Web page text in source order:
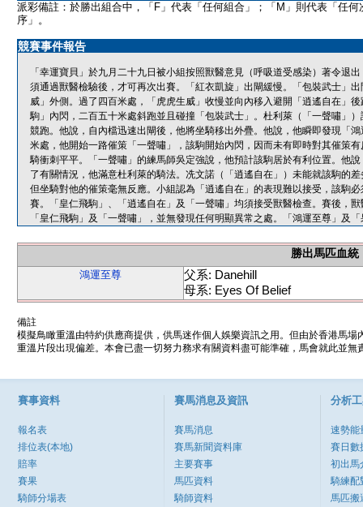
派彩備註：於勝出組合中，「F」代表「任何組合」；「M」則代表「任何
序」。
競賽事件報告
「幸運寶貝」於九月二十九日被小組按照獸醫意見（呼吸道受感染）著令退
須通過獸醫檢驗後，才可再次出賽。「紅衣凱旋」出閘緩慢。「包裝武士」
威」外側。過了四百米處，「虎虎生威」收慢並向內移入避開「逍遙自在」
駒」內閃，二百五十米處斜跑並且碰撞「包裝武士」。杜利萊（「一聲嘯」
競跑。他說，自內檔迅速出閘後，他將坐騎移出外疊。他說，他瞬即發現「
米處，他開始一路催策「一聲嘯」，該駒開始內閃，因而未有即時對其催策
騎衝刺平平。「一聲嘯」的練馬師吳定強說，他預計該駒居於有利位置。他
了有關情況，他滿意杜利萊的騎法。冼文諾（「逍遙自在」）未能就該駒的
但坐騎對他的催策毫無反應。小組認為「逍遙自在」的表現難以接受，該駒
賽。「皇仁飛駒」、「逍遙自在」及「一聲嘯」均須接受獸醫檢查。賽後，
「皇仁飛駒」及「一聲嘯」，並無發現任何明顯異常之處。「鴻運至尊」及
勝出馬匹血統
鴻運至尊
父系: Danehill
母系: Eyes Of Belief
備註
模擬鳥瞰重溫由特約供應商提供，供馬迷作個人娛樂資訊之用。但由於香港馬
重溫片段出現偏差。本會已盡一切努力務求有關資料盡可能準確，馬會就此並
賽事資料
報名表
排位表(本地)
賠率
賽果
騎師分場表
賽馬消息及資訊
賽馬消息
賽馬新聞資料庫
主要賽事
馬匹資料
騎師資料
分析
速勢能
賽日數
初出馬
騎練配
馬匹搬